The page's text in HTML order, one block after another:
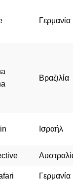
Γερμανία
Βραζιλία
Ισραήλ
Γερμανία